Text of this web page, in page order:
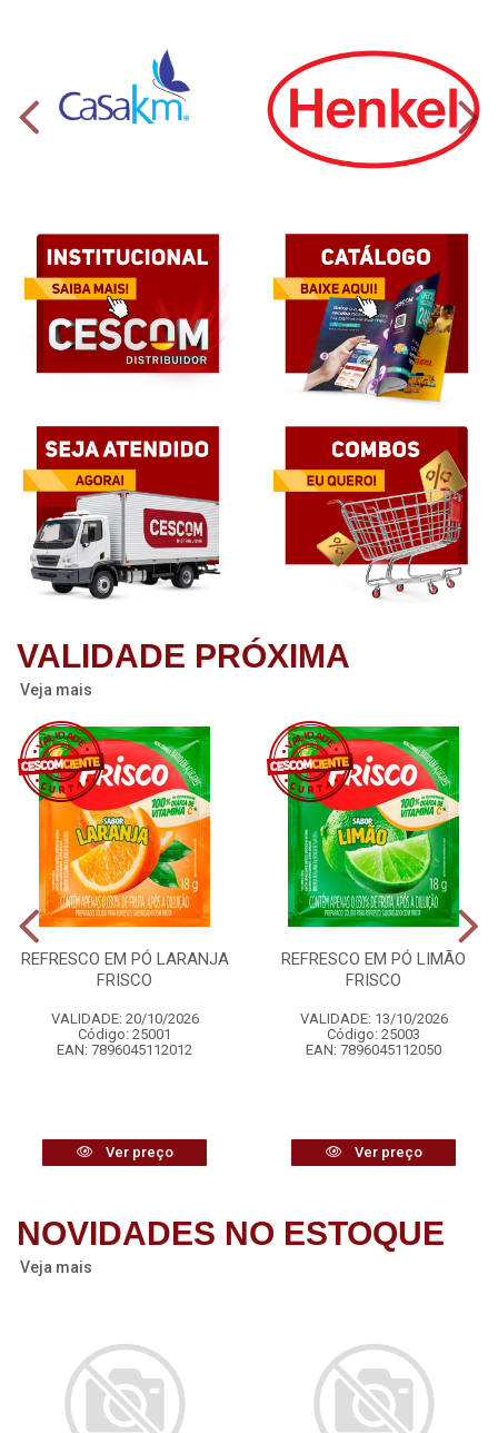
VALIDADE PRÓXIMA
Veja mais
REFRESCO EM PÓ LARANJA
FRISCO
VALIDADE: 20/10/2026
Código: 25001
EAN: 7896045112012
Ver preço
REFRESCO EM PÓ LIMÃO
FRISCO
VALIDADE: 13/10/2026
Código: 25003
EAN: 7896045112050
Ver preço
NOVIDADES NO ESTOQUE
Veja mais